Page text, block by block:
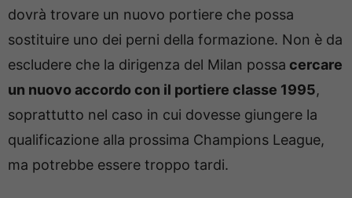
dovrà trovare un nuovo portiere che possa
sostituire uno dei perni della formazione. Non è da
escludere che la dirigenza del Milan possa cercare
un nuovo accordo con il portiere classe 1995,
soprattutto nel caso in cui dovesse giungere la
qualificazione alla prossima Champions League,
ma potrebbe essere troppo tardi.